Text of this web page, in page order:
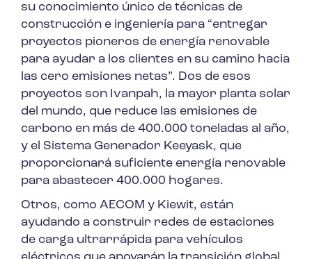
su conocimiento único de técnicas de
construcción e ingeniería para “entregar
proyectos pioneros de energía renovable
para ayudar a los clientes en su camino hacia
las cero emisiones netas”. Dos de esos
proyectos son Ivanpah, la mayor planta solar
del mundo, que reduce las emisiones de
carbono en más de 400.000 toneladas al año,
y el Sistema Generador Keeyask, que
proporcionará suficiente energía renovable
para abastecer 400.000 hogares.
Otros, como AECOM y Kiewit, están
ayudando a construir redes de estaciones
de carga ultrarrápida para vehículos